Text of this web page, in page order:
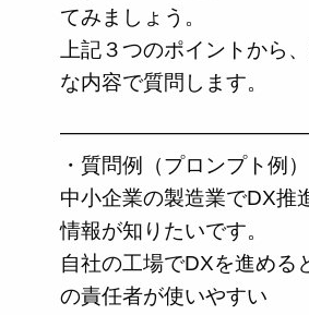
てみましょう。
上記３つのポイントから
な内容で質問します。
・質問例（プロンプト例）
中小企業の製造業でDX推
情報が知りたいです。
自社の工場でDXを進める
の責任者が使いやすい